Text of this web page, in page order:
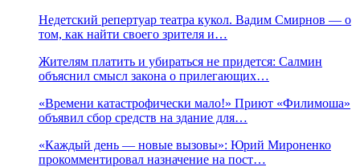
Недетский репертуар театра кукол. Вадим Смирнов — о
том, как найти своего зрителя и…
Жителям платить и убираться не придется: Салмин
объяснил смысл закона о прилегающих…
«Времени катастрофически мало!» Приют «Филимоша»
объявил сбор средств на здание для…
«Каждый день — новые вызовы»: Юрий Мироненко
прокомментировал назначение на пост…